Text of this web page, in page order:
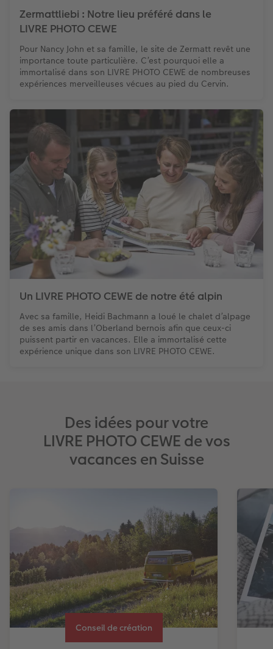
Zermattliebi : Notre lieu préféré dans le
LIVRE PHOTO CEWE
Pour Nancy John et sa famille, le site de Zermatt revêt une
importance toute particulière. C’est pourquoi elle a
immortalisé dans son LIVRE PHOTO CEWE de nombreuses
expériences merveilleuses vécues au pied du Cervin.
Un LIVRE PHOTO CEWE de notre été alpin
Avec sa famille, Heidi Bachmann a loué le chalet d’alpage
de ses amis dans l’Oberland bernois afin que ceux-ci
puissent partir en vacances. Elle a immortalisé cette
expérience unique dans son LIVRE PHOTO CEWE.
Des idées pour votre
LIVRE PHOTO CEWE de vos
vacances en Suisse
Conseil de création